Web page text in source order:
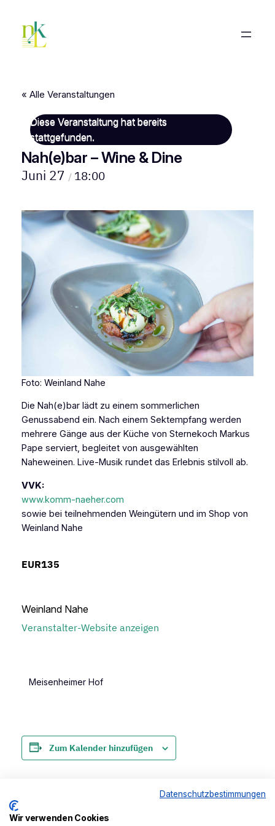
« Alle Veranstaltungen
Diese Veranstaltung hat bereits
stattgefunden.
Nah(e)bar – Wine & Dine
Juni 27 / 18:00
Foto: Weinland Nahe
Die Nah(e)bar lädt zu einem sommerlichen
Genussabend ein. Nach einem Sektempfang werden
mehrere Gänge aus der Küche von Sternekoch Markus
Pape serviert, begleitet von ausgewählten
Naheweinen. Live-Musik rundet das Erlebnis stilvoll ab.
VVK:
www.komm-naeher.com
sowie bei teilnehmenden Weingütern und im Shop von
Weinland Nahe
EUR135
Weinland Nahe
Veranstalter-Website anzeigen
Meisenheimer Hof
Zum Kalender hinzufügen
Veranstaltung-
«Klassik Sommer –
Datenschutzbestimmungen
Wir verwenden Cookies